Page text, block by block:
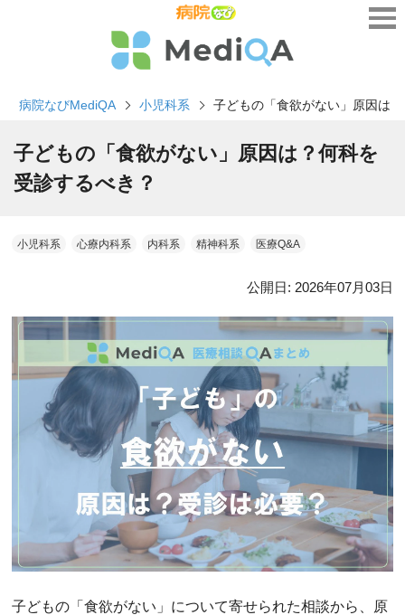
病院なびMediQA 小児科系 子どもの「食欲がない」原因は
子どもの「食欲がない」原因は？何科を
受診するべき？
小児科系 心療内科系 内科系 精神科系 医療Q&A
公開日: 2026年07月03日
子どもの「食欲がない」について寄せられた相談から、原